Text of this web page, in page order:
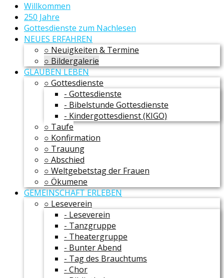
Willkommen
250 Jahre
Gottesdienste zum Nachlesen
NEUES ERFAHREN
○ Neuigkeiten & Termine
○ Bildergalerie
GLAUBEN LEBEN
○ Gottesdienste
- Gottesdienste
- Bibelstunde Gottesdienste
- Kindergottesdienst (KIGO)
○ Taufe
○ Konfirmation
○ Trauung
○ Abschied
○ Weltgebetstag der Frauen
○ Ökumene
GEMEINSCHAFT ERLEBEN
○ Leseverein
- Leseverein
- Tanzgruppe
- Theatergruppe
- Bunter Abend
- Tag des Brauchtums
- Chor